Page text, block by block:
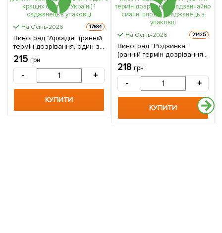
На Осінь-2026 17684
Виноград "Аркадія" (ранній
термін дозрівання, один з
кращих сортів в Україні) 1
саджанець в упаковці
215 грн
- +
КУПИТИ
На Осінь-2026 21425
Виноград "Родзинка"
(ранній термін дозрівання,
надзвичайно смачні
плоди) 1 саджанець в
218 грн
- +
КУПИТИ